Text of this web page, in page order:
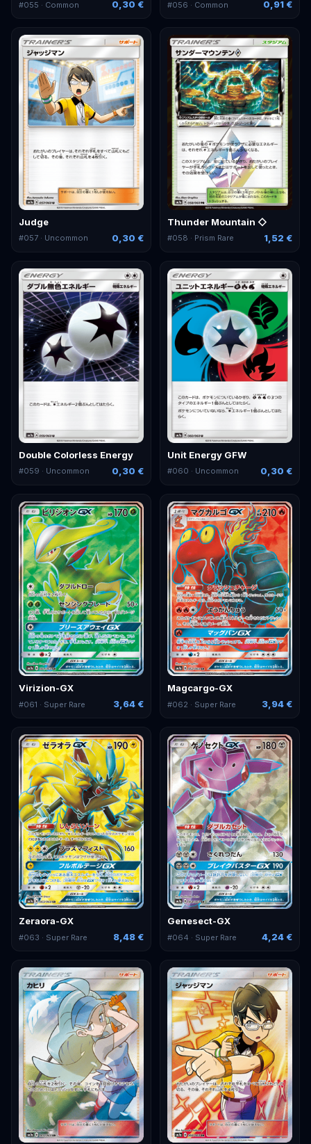
#055 · Common 0,30 € #056 · Common 0,91 €
Judge
#057 · Uncommon 0,30 €
Thunder Mountain ◇
#058 · Prism Rare 1,52 €
Double Colorless Energy
#059 · Uncommon 0,30 €
Unit Energy GFW
#060 · Uncommon 0,30 €
Virizion-GX
#061 · Super Rare 3,64 €
Magcargo-GX
#062 · Super Rare 3,94 €
Zeraora-GX
#063 · Super Rare 8,48 €
Genesect-GX
#064 · Super Rare 4,24 €